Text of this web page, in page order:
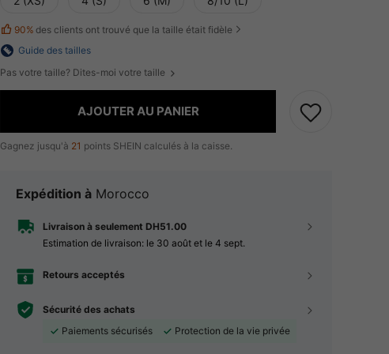
90% des clients ont trouvé que la taille était fidèle
Guide des tailles
Pas votre taille? Dites-moi votre taille
AJOUTER AU PANIER
Gagnez jusqu'à 21 points SHEIN calculés à la caisse.
Expédition à Morocco
Livraison à seulement DH51.00
Estimation de livraison: le 30 août et le 4 sept.
Retours acceptés
Sécurité des achats
Paiements sécurisés
Protection de la vie privée